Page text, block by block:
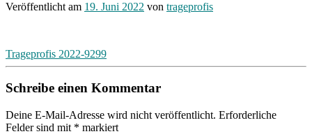
Veröffentlicht am 19. Juni 2022 von trageprofis
Beitragsnavigation
Trageprofis 2022-9299
Schreibe einen Kommentar
Deine E-Mail-Adresse wird nicht veröffentlicht. Erforderliche
Felder sind mit * markiert